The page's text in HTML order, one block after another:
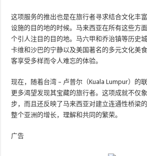
这项服务的推出也是在旅行者寻求结合文化丰
设施的目的地的时候。马来西亚在所有这些方
个引人注目的目的地。马六甲和乔治镇等历史
卡维和沙巴的宁静以及美国著名的多元文化美
客享受多样而令人难忘的体验。
现在，随着台湾 – 卢普尔（Kuala Lumpur）的
更多渴望发现其宝藏的旅行者。这项成就不仅
步，而且还反映了马来西亚对建立连通性桥梁
整个亚洲的增长，理解和共同的繁荣。
广告